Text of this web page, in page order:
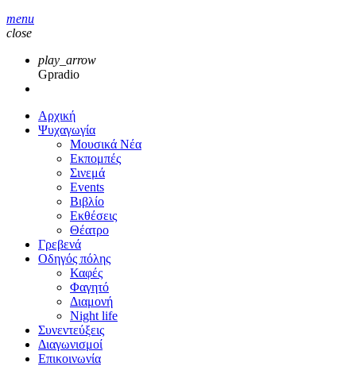
menu
close
play_arrow
Gpradio
Αρχική
Ψυχαγωγία
Μουσικά Νέα
Εκπομπές
Σινεμά
Events
Βιβλίο
Εκθέσεις
Θέατρο
Γρεβενά
Οδηγός πόλης
Καφές
Φαγητό
Διαμονή
Night life
Συνεντεύξεις
Διαγωνισμοί
Επικοινωνία